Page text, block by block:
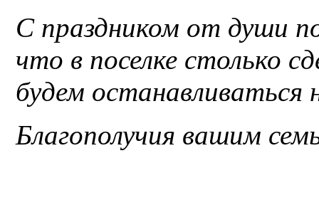
С праздником от души
что в поселке столько
будем останавливаться
Благополучия вашим